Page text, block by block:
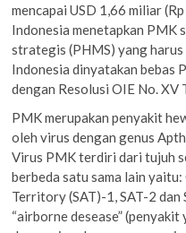
mencapai USD 1,66 miliar
Indonesia menetapkan PMK
strategis (PHMS) yang
Indonesia dinyatakan bebas
dengan Resolusi OIE No. XV
PMK merupakan penyakit
oleh virus dengan genus
Virus PMK terdiri dari tujuh
berbeda satu sama lain
Territory (SAT)-1, SAT-2 dan
“airborne desease”